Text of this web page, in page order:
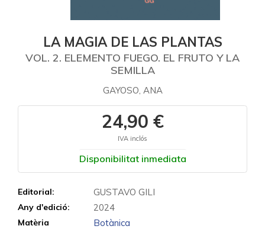
LA MAGIA DE LAS PLANTAS
VOL. 2. ELEMENTO FUEGO. EL FRUTO Y LA
SEMILLA
GAYOSO, ANA
24,90 €
IVA inclós
Disponibilitat inmediata
Editorial: GUSTAVO GILI
Any d'edició: 2024
Matèria Botànica